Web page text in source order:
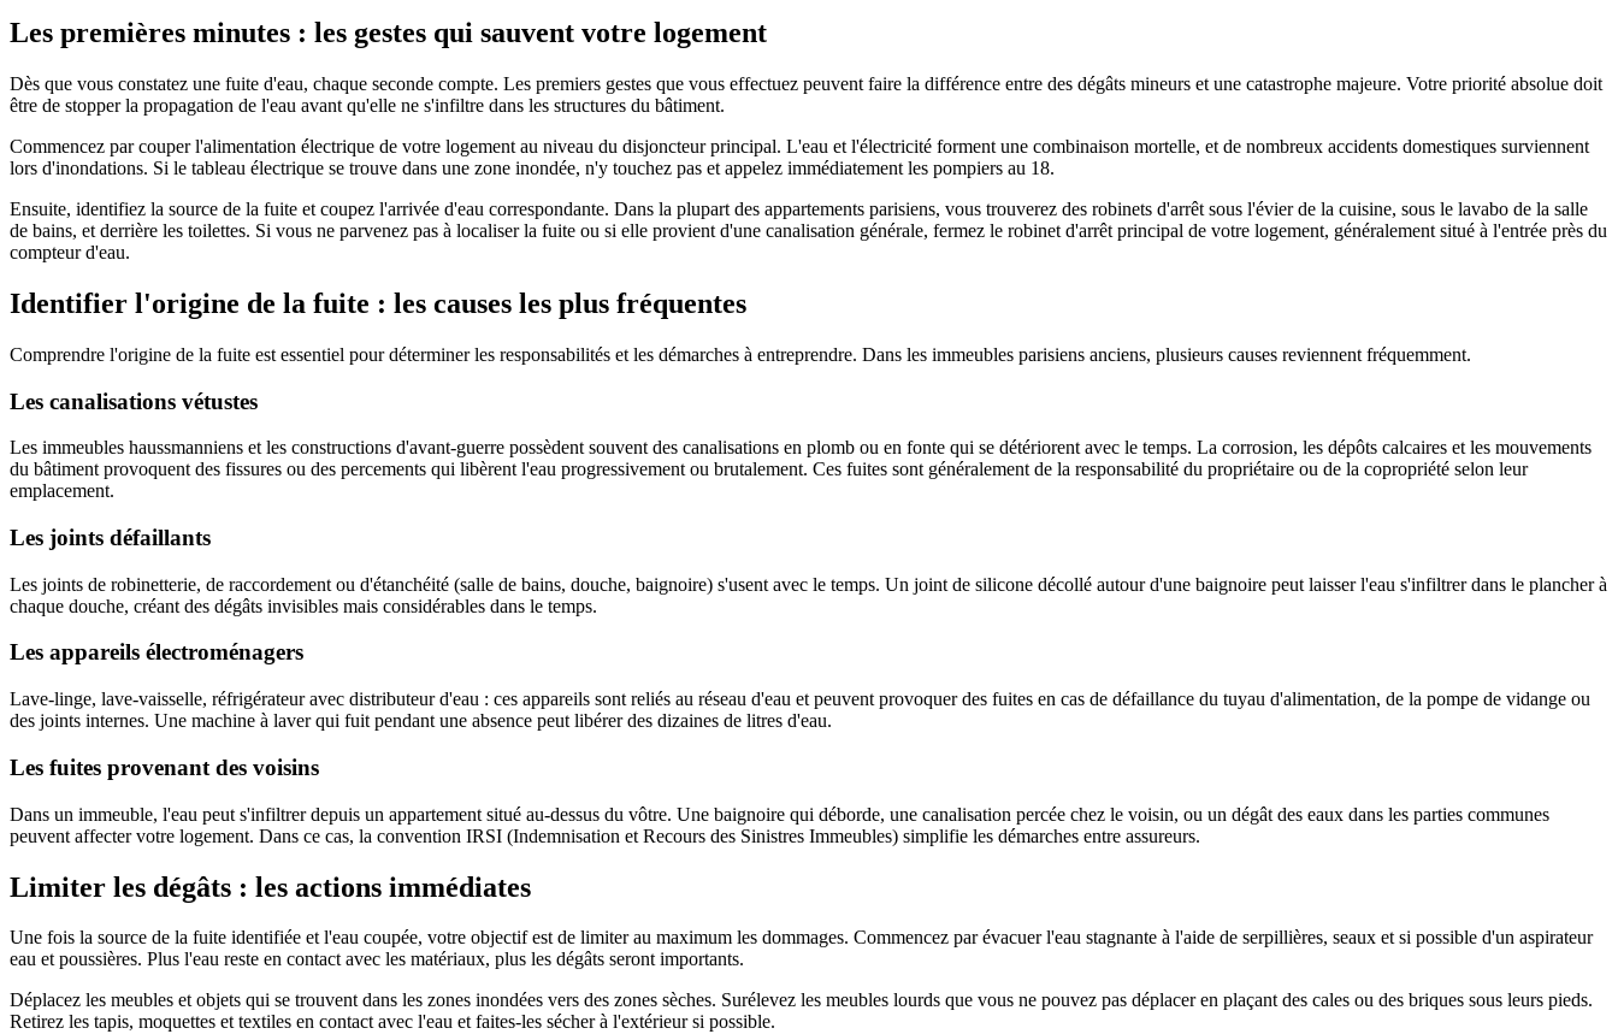
Les premières minutes : les gestes qui sauvent votre logement
Dès que vous constatez une fuite d'eau, chaque seconde compte. Les premiers gestes que vous effectuez peuvent faire la différence entre des dégâts mineurs et une catastrophe majeure. Votre priorité absolue doit
être de stopper la propagation de l'eau avant qu'elle ne s'infiltre dans les structures du bâtiment.
Commencez par couper l'alimentation électrique de votre logement au niveau du disjoncteur principal. L'eau et l'électricité forment une combinaison mortelle, et de nombreux accidents domestiques surviennent
lors d'inondations. Si le tableau électrique se trouve dans une zone inondée, n'y touchez pas et appelez immédiatement les pompiers au 18.
Ensuite, identifiez la source de la fuite et coupez l'arrivée d'eau correspondante. Dans la plupart des appartements parisiens, vous trouverez des robinets d'arrêt sous l'évier de la cuisine, sous le lavabo de la salle
de bains, et derrière les toilettes. Si vous ne parvenez pas à localiser la fuite ou si elle provient d'une canalisation générale, fermez le robinet d'arrêt principal de votre logement, généralement situé à l'entrée près du
compteur d'eau.
Identifier l'origine de la fuite : les causes les plus fréquentes
Comprendre l'origine de la fuite est essentiel pour déterminer les responsabilités et les démarches à entreprendre. Dans les immeubles parisiens anciens, plusieurs causes reviennent fréquemment.
Les canalisations vétustes
Les immeubles haussmanniens et les constructions d'avant-guerre possèdent souvent des canalisations en plomb ou en fonte qui se détériorent avec le temps. La corrosion, les dépôts calcaires et les mouvements
du bâtiment provoquent des fissures ou des percements qui libèrent l'eau progressivement ou brutalement. Ces fuites sont généralement de la responsabilité du propriétaire ou de la copropriété selon leur
emplacement.
Les joints défaillants
Les joints de robinetterie, de raccordement ou d'étanchéité (salle de bains, douche, baignoire) s'usent avec le temps. Un joint de silicone décollé autour d'une baignoire peut laisser l'eau s'infiltrer dans le plancher à
chaque douche, créant des dégâts invisibles mais considérables dans le temps.
Les appareils électroménagers
Lave-linge, lave-vaisselle, réfrigérateur avec distributeur d'eau : ces appareils sont reliés au réseau d'eau et peuvent provoquer des fuites en cas de défaillance du tuyau d'alimentation, de la pompe de vidange ou
des joints internes. Une machine à laver qui fuit pendant une absence peut libérer des dizaines de litres d'eau.
Les fuites provenant des voisins
Dans un immeuble, l'eau peut s'infiltrer depuis un appartement situé au-dessus du vôtre. Une baignoire qui déborde, une canalisation percée chez le voisin, ou un dégât des eaux dans les parties communes
peuvent affecter votre logement. Dans ce cas, la convention IRSI (Indemnisation et Recours des Sinistres Immeubles) simplifie les démarches entre assureurs.
Limiter les dégâts : les actions immédiates
Une fois la source de la fuite identifiée et l'eau coupée, votre objectif est de limiter au maximum les dommages. Commencez par évacuer l'eau stagnante à l'aide de serpillières, seaux et si possible d'un aspirateur
eau et poussières. Plus l'eau reste en contact avec les matériaux, plus les dégâts seront importants.
Déplacez les meubles et objets qui se trouvent dans les zones inondées vers des zones sèches. Surélevez les meubles lourds que vous ne pouvez pas déplacer en plaçant des cales ou des briques sous leurs pieds.
Retirez les tapis, moquettes et textiles en contact avec l'eau et faites-les sécher à l'extérieur si possible.